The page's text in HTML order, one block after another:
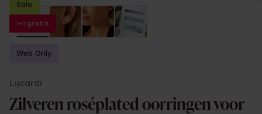
Sale
1+1 gratis
Web Only
Lucardi
Zilveren roséplated oorringen voor